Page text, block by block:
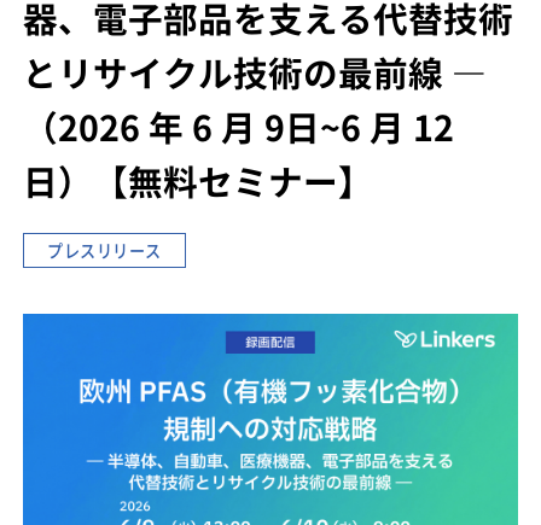
器、電子部品を支える代替技術
とリサイクル技術の最前線 ―
（2026 年 6 月 9日~6 月 12
日）
【無料セミナー】
プレスリリース